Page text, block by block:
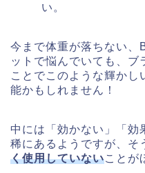
い。
今まで体重が落ちない、
ットで悩んでいても、ブ
ことでこのような輝かし
能かもしれません！
中には「効かない」「効
稀にあるようですが、そ
く使用していないことが